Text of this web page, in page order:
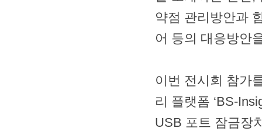
약점 관리방안과
어 등의 대응방안
이번 전시회 참가
리 플랫폼 ‘BS-
USB 포트 잠금장